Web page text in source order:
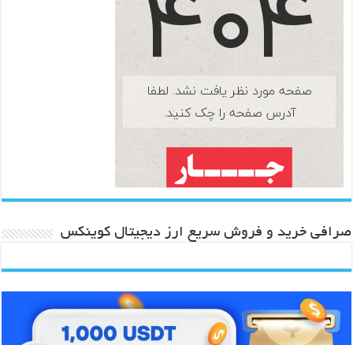
صرافی خرید و فروش سریع ارز دیجیتال کوینکس